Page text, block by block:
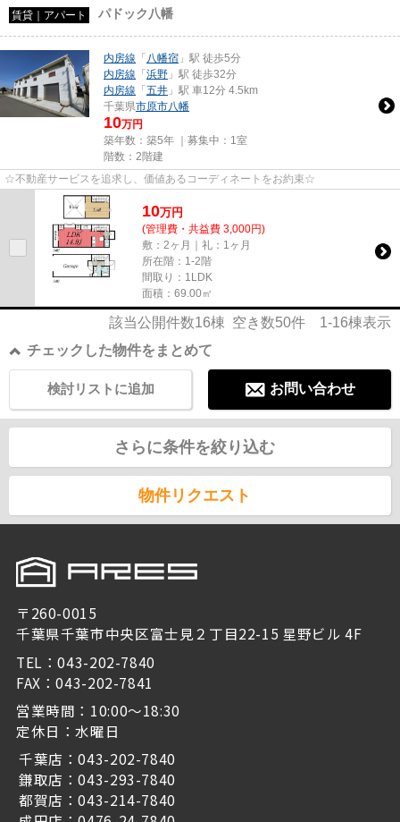
賃貸｜アパート パドック八幡
内房線 「 八幡宿 」駅 徒歩5分
内房線 「 浜野 」駅 徒歩32分
内房線 「 五井 」駅 車12分 4.5km
千葉県市原市八幡
10万円
築年数：築5年 ｜募集中： 1室
階数：2階建
☆不動産サービスを追求し、価値あるコーディネートをお約束☆
10万円
(管理費・共益費 3,000円)
敷：2ヶ月｜礼：1ヶ月
所在階：1-2階
間取り：1LDK
面積：69.00㎡
該当公開件数16棟 空き数50件 1-16棟表示
チェックした物件をまとめて
お問い合わせ
検討リストに追加
さらに条件を絞り込む
物件リクエスト
〒260-0015
千葉県千葉市中央区富士見２丁目22-15 星野ビル 4F
TEL：043-202-7840
FAX：043-202-7841
営業時間：10:00～18:30
定休日：水曜日
千葉店：043-202-7840
鎌取店：043-293-7840
都賀店：043-214-7840